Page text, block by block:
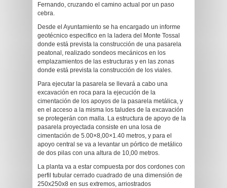
Fernando, cruzando el camino actual por un paso
cebra.
Desde el Ayuntamiento se ha encargado un informe
geotécnico especifico en la ladera del Monte Tossal
donde está prevista la construcción de una pasarela
peatonal, realizado sondeos mecánicos en los
emplazamientos de las estructuras y en las zonas
donde está prevista la construcción de los viales.
Para ejecutar la pasarela se llevará a cabo una
excavación en roca para la ejecución de la
cimentación de los apoyos de la pasarela metálica, y
en el acceso a la misma los taludes de la excavación
se protegerán con malla. La estructura de apoyo de la
pasarela proyectada consiste en una losa de
cimentación de 5.00×8,00×1.40 metros, y para el
apoyo central se va a levantar un pórtico de metálico
de dos pilas con una altura de 10,00 metros.
La planta va a estar compuesta por dos cordones con
perfil tubular cerrado cuadrado de una dimensión de
250x250x8 en sus extremos, arriostrados